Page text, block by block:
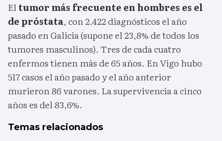
Eltumor más frecuente en hombres es el
de próstata, con 2.422 diagnósticos el año
pasado en Galicia (supone el 23,8% de todos los
tumores masculinos). Tres de cada cuatro
enfermos tienen más de 65 años. En Vigo hubo
517 casos el año pasado y el año anterior
murieron 86 varones. La supervivencia a cinco
años es del 83,6%.
Temas relacionados